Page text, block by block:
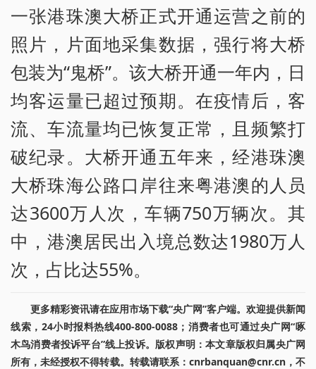
一张港珠澳大桥正式开通运营之前的
照片，片面地采集数据，强行将大桥
包装为“鬼桥”。该大桥开通一年内，日
均客运量已超过预期。在疫情后，客
流、车流量均已恢复正常，且频繁打
破纪录。大桥开通五年来，经港珠澳
大桥珠海公路口岸往来粤港澳的人员
达3600万人次，车辆750万辆次。其
中，港澳居民出入境总数达1980万人
次，占比达55%。
更多精彩资讯请在应用市场下载“央广网”客户端。欢迎提供新闻
线索，24小时报料热线400-800-0088；消费者也可通过央广网“啄
木鸟消费者投诉平台”线上投诉。版权声明：本文章版权归属央广网
所有，未经授权不得转载。转载请联系：cnrbanquan@cnr.cn，不